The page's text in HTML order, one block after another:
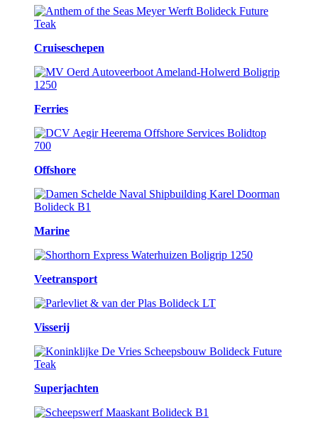
Cruiseschepen
Ferries
Offshore
Marine
Veetransport
Visserij
Superjachten